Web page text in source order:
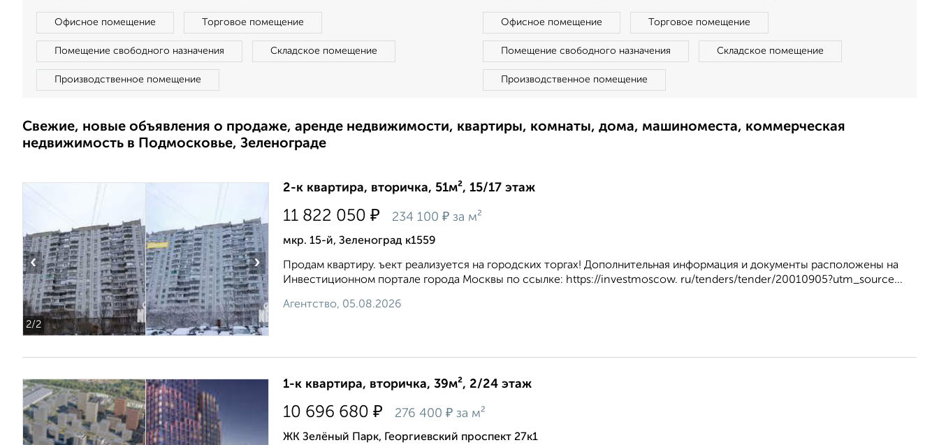
Офисное помещение Торговое помещение
Помещение свободного назначения Складское помещение
Производственное помещение
Офисное помещение Торговое помещение
Помещение свободного назначения Складское помещение
Производственное помещение
Свежие, новые объявления о продаже, аренде недвижимости, квартиры, комнаты, дома, машиноместа, коммерческая
недвижимость в Подмосковье, Зеленограде
2/2
‹ ›
2-к квартира, вторичка, 51м², 15/17 этаж
11 822 050 ₽ 234 100 ₽ за м²
мкр. 15-й, Зеленоград к1559
Продам квартиру. ъект реализуется на городских торгах! Дополнительная информация и документы расположены на
Инвестиционном портале города Москвы по ссылке: https://investmoscow. ru/tenders/tender/20010905?utm_source...
Агентство, 05.08.2026
1-к квартира, вторичка, 39м², 2/24 этаж
10 696 680 ₽ 276 400 ₽ за м²
ЖК Зелёный Парк, Георгиевский проспект 27к1